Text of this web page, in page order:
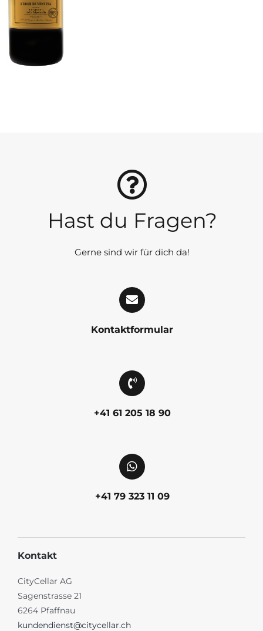
Hast du Fragen?
Gerne sind wir für dich da!
Kontaktformular
+41 61 205 18 90
+41 79 323 11 09
Kontakt
CityCellar AG
Sagenstrasse 21
6264 Pfaffnau
kundendienst@citycellar.ch